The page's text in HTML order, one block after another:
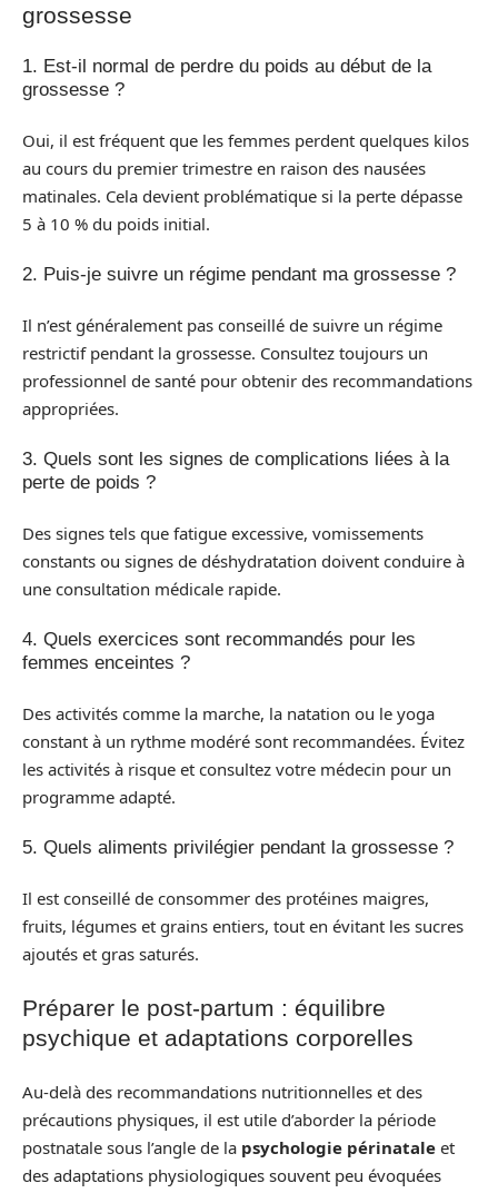
grossesse
1. Est-il normal de perdre du poids au début de la
grossesse ?
Oui, il est fréquent que les femmes perdent quelques kilos
au cours du premier trimestre en raison des nausées
matinales. Cela devient problématique si la perte dépasse
5 à 10 % du poids initial.
2. Puis-je suivre un régime pendant ma grossesse ?
Il n’est généralement pas conseillé de suivre un régime
restrictif pendant la grossesse. Consultez toujours un
professionnel de santé pour obtenir des recommandations
appropriées.
3. Quels sont les signes de complications liées à la
perte de poids ?
Des signes tels que fatigue excessive, vomissements
constants ou signes de déshydratation doivent conduire à
une consultation médicale rapide.
4. Quels exercices sont recommandés pour les
femmes enceintes ?
Des activités comme la marche, la natation ou le yoga
constant à un rythme modéré sont recommandées. Évitez
les activités à risque et consultez votre médecin pour un
programme adapté.
5. Quels aliments privilégier pendant la grossesse ?
Il est conseillé de consommer des protéines maigres,
fruits, légumes et grains entiers, tout en évitant les sucres
ajoutés et gras saturés.
Préparer le post-partum : équilibre
psychique et adaptations corporelles
Au-delà des recommandations nutritionnelles et des
précautions physiques, il est utile d’aborder la période
postnatale sous l’angle de la psychologie périnatale et
des adaptations physiologiques souvent peu évoquées